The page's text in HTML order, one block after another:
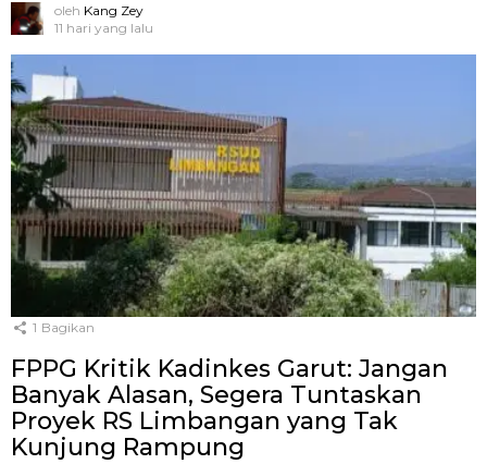
oleh Kang Zey
11 hari yang lalu
1 Bagikan
FPPG Kritik Kadinkes Garut: Jangan
Banyak Alasan, Segera Tuntaskan
Proyek RS Limbangan yang Tak
Kunjung Rampung